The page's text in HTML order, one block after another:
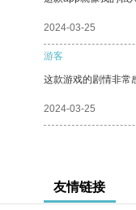
2024-03-25
游客
这款游戏的剧情非常
2024-03-25
友情链接